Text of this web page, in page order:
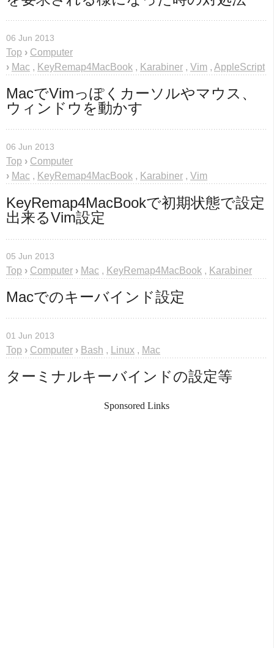
06 Jun 2013
Top › Computer
› Mac , KeyRemap4MacBook , Karabiner , Vim , AppleScript
MacでVimっぽくカーソルやマウス、
ウィンドウを動かす
06 Jun 2013
Top › Computer
› Mac , KeyRemap4MacBook , Karabiner , Vim
KeyRemap4MacBookで初期状態で設定
出来るVim設定
05 Jun 2013
Top › Computer › Mac , KeyRemap4MacBook , Karabiner
Macでのキーバインド設定
01 Jun 2013
Top › Computer › Bash , Linux , Mac
ターミナルキーバインドの設定等
Sponsored Links